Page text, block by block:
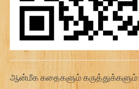
ஆன்மீக கதைகளும் கருத்துக்களும்: